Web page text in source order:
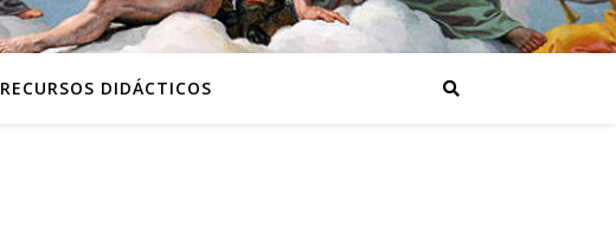
RECURSOS DIDÁCTICOS